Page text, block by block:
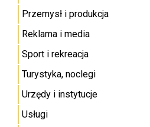
Przemysł i produkcja
Reklama i media
Sport i rekreacja
Turystyka, noclegi
Urzędy i instytucje
Usługi